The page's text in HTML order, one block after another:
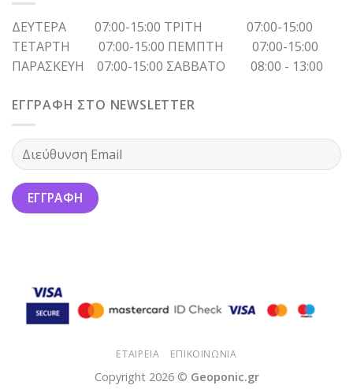
ΔΕΥΤΕΡΑ 07:00-15:00 ΤΡΙΤΗ 07:00-15:00
ΤΕΤΑΡΤΗ 07:00-15:00 ΠΕΜΠΤΗ 07:00-15:00
ΠΑΡΑΣΚΕΥΗ 07:00-15:00 ΣΑΒΒΑΤΟ 08:00 - 13:00
ΕΓΓΡΑΦΗ ΣΤΟ NEWSLETTER
ΕΤΑΙΡΕΙΑ ΕΠΙΚΟΙΝΩΝΙΑ
Copyright 2026 © Geoponic.gr